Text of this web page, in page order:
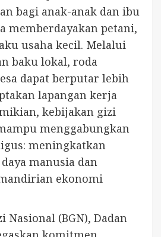
bagi anak-anak dan ibu
memberdayakan petani,
usaha kecil. Melalui
baku lokal, roda
dapat berputar lebih
lapangan kerja
kebijakan gizi
menggabungkan
meningkatkan
manusia dan
ekonomi
Nasional (BGN), Dadan